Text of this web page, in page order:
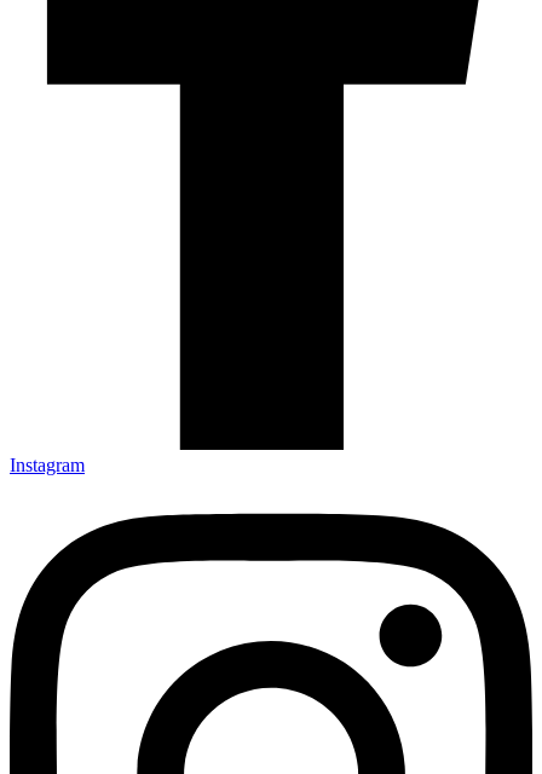
Instagram